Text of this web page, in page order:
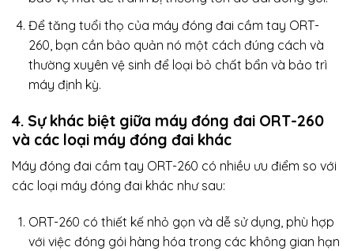
Để tăng tuổi thọ của máy đóng đai cầm tay ORT-
260, bạn cần bảo quản nó một cách đúng cách và
thường xuyên vệ sinh để loại bỏ chất bẩn và bảo trì
máy định kỳ.
4. Sự khác biệt giữa máy đóng đai ORT-260
và các loại máy đóng đai khác
Máy đóng đai cầm tay ORT-260 có nhiều ưu điểm so với
các loại máy đóng đai khác như sau:
ORT-260 có thiết kế nhỏ gọn và dễ sử dụng, phù hợp
với việc đóng gói hàng hóa trong các không gian hạn